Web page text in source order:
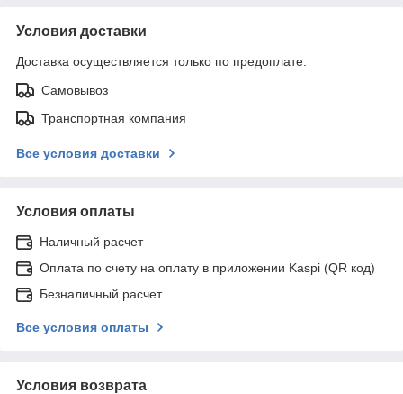
Условия доставки
Доставка осуществляется только по предоплате.
Самовывоз
Транспортная компания
Все условия доставки
Условия оплаты
Наличный расчет
Оплата по счету на оплату в приложении Kaspi (QR код)
Безналичный расчет
Все условия оплаты
Условия возврата